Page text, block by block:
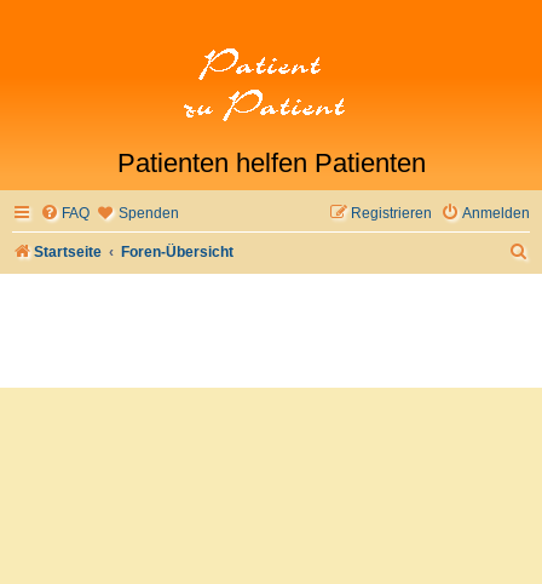
Patienten helfen Patienten
FAQ Spenden Anmelden
Registrieren
Startseite Foren-Übersicht